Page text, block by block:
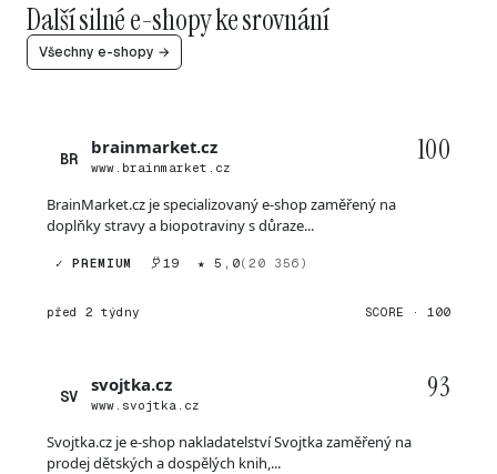
Další silné e-shopy ke srovnání
Všechny e-shopy →
BR
brainmarket.cz
www.brainmarket.cz
100
BrainMarket.cz je specializovaný e-shop zaměřený na
doplňky stravy a biopotraviny s důraze...
✓ PREMIUM 19 ★ 5,0(20 356)
před 2 týdny SCORE · 100
SV
svojtka.cz
www.svojtka.cz
93
Svojtka.cz je e-shop nakladatelství Svojtka zaměřený na
prodej dětských a dospělých knih,...